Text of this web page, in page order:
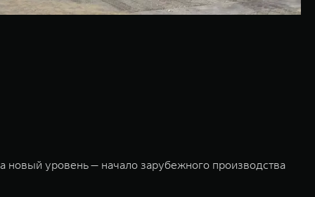
новый уровень — начало зарубежного производства